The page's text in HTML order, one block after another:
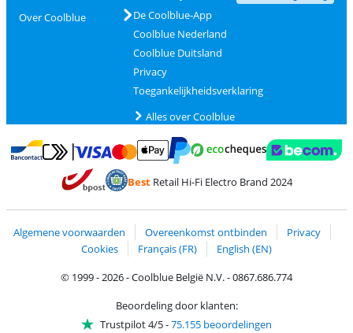
Over Coolblue
De Coolblue-App
Coolblue Nederland
Coolblue Duitsland
Privacy
Toegankelijkheidsverklaring
Alles over Coolblue
Betalen met Bancontact
Betalen met MasterCard en Visa via ClickToPay
Betalen met PayPal
BestRetail Hi-Fi Electro Brand 2024
Algemene voorwaarden Overeenkomst ontbinden
Privacy
Cookies
Français (FR)
English (EN)
© 1999 - 2026 - Coolblue België N.V. - 0867.686.774
Beoordeling door klanten:
Trustpilot 4/5-75.155 beoordelingen